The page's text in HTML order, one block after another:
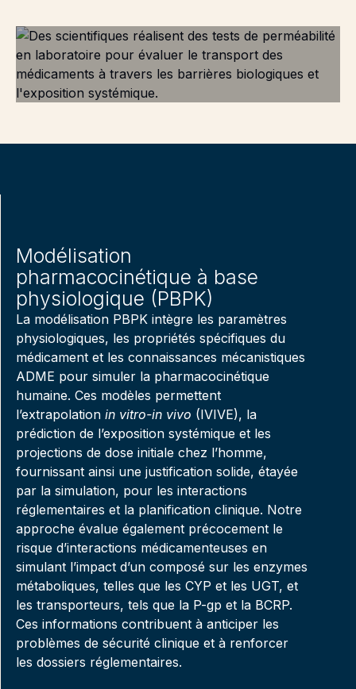
Modélisation
pharmacocinétique à base
physiologique (PBPK)
La modélisation PBPK intègre les paramètres
physiologiques, les propriétés spécifiques du
médicament et les connaissances mécanistiques
ADME pour simuler la pharmacocinétique
humaine. Ces modèles permettent
l’extrapolation in vitro-in vivo (IVIVE), la
prédiction de l’exposition systémique et les
projections de dose initiale chez l’homme,
fournissant ainsi une justification solide, étayée
par la simulation, pour les interactions
réglementaires et la planification clinique. Notre
approche évalue également précocement le
risque d’interactions médicamenteuses en
simulant l’impact d’un composé sur les enzymes
métaboliques, telles que les CYP et les UGT, et
les transporteurs, tels que la P-gp et la BCRP.
Ces informations contribuent à anticiper les
problèmes de sécurité clinique et à renforcer
les dossiers réglementaires.